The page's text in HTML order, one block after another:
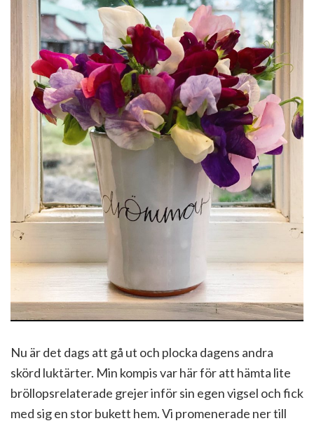
Nu är det dags att gå ut och plocka dagens andra
skörd luktärter. Min kompis var här för att hämta lite
bröllopsrelaterade grejer inför sin egen vigsel och fick
med sig en stor bukett hem. Vi promenerade ner till